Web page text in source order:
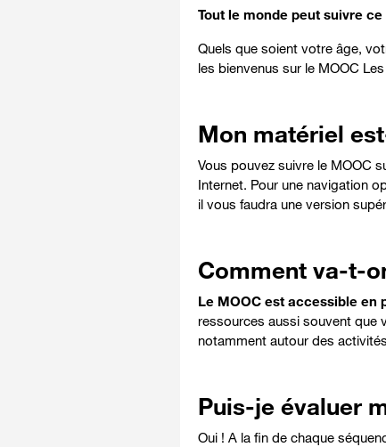
Tout le monde peut suivre
Quels que soient votre âge,
les bienvenus sur le MOOC
Mon matériel
Vous pouvez suivre le MOOC
Internet. Pour une navigation
il vous faudra une version
Comment va-t-
Le MOOC est accessible en
ressources aussi souvent que
notamment autour des
Puis-je évaluer
Oui ! A la fin de chaque